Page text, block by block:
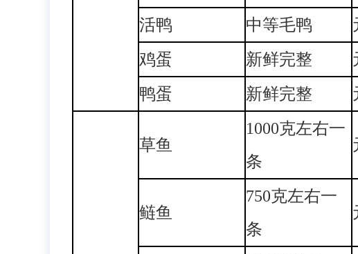
活鸭 中等毛鸭
鸡蛋
新鲜完整
鸭蛋
新鲜完整
草鱼
1000克左右一
条
鲢鱼
750克左右一
条